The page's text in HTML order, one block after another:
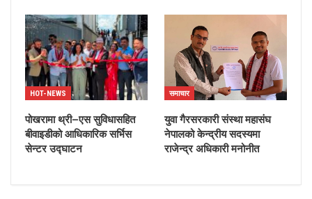
HOT-NEWS
पोखरामा थ्री–एस सुविधासहित
बीवाइडीको आधिकारिक सर्भिस
सेन्टर उद्घाटन
समाचार
युवा गैरसरकारी संस्था महासंघ
नेपालको केन्द्रीय सदस्यमा
राजेन्द्र अधिकारी मनोनीत